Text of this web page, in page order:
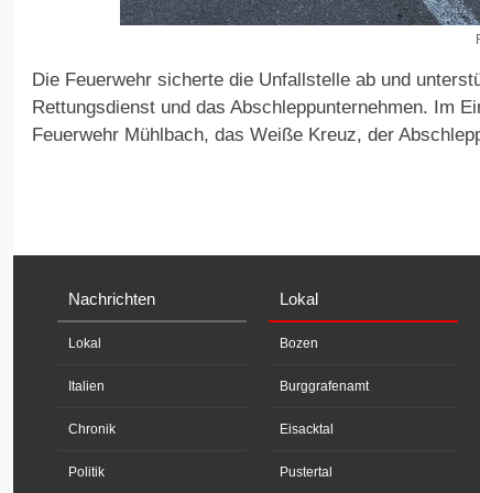
Die Feuerwehr sicherte die Unfallstelle ab und
Rettungsdienst und das Abschleppunternehmen. Im
Feuerwehr Mühlbach, das Weiße Kreuz, der
Nachrichten
Lokal
Italien
Chronik
Politik
Lokal
Bozen
Burggrafenamt
Eisacktal
Pustertal